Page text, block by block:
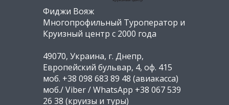
Фиджи Вояж
Многопрофильный Туроператор и
Круизный центр с 2000 года
49070, Украина, г. Днепр,
Европейский бульвар, 4, оф. 415
моб. +38 098 683 89 48 (авиакасса)
моб./ Viber / WhatsApp +38 067 539
26 38 (круизы и туры)